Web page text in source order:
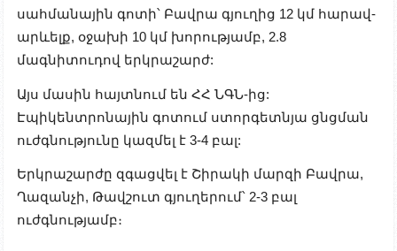
սահմանային գոտի՝ Բավրա գյուղից 12 կմ հարավ-
արևելք, օջախի 10 կմ խորությամբ, 2.8
մագնիտուդով երկրաշարժ:
Այս մասին հայտնում են ՀՀ ՆԳՆ-ից:
Էպիկենտրոնային գոտում ստորգետնյա ցնցման
ուժգնությունը կազմել է 3-4 բալ:
Երկրաշարժը զգացվել է Շիրակի մարզի Բավրա,
Ղազանչի, Թավշուտ գյուղերում՝ 2-3 բալ
ուժգնությամբ։